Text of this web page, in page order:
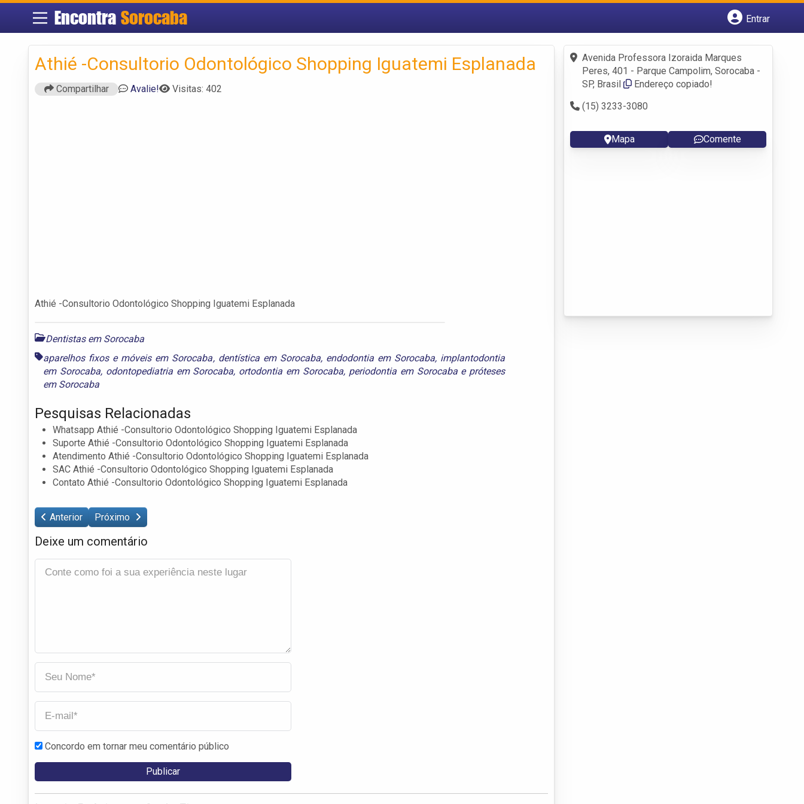
Encontra Sorocaba
Entrar
Fazer login
Criar conta
Athié -Consultorio Odontológico Shopping Iguatemi Esplanada
Compartilhar Avalie! Visitas: 402
Athié -Consultorio Odontológico Shopping Iguatemi Esplanada
Dentistas em Sorocaba
aparelhos fixos e móveis em Sorocaba, dentística em Sorocaba, endodontia em Sorocaba, implantodontia
em Sorocaba, odontopediatria em Sorocaba, ortodontia em Sorocaba, periodontia em Sorocabae próteses
em Sorocaba
Pesquisas Relacionadas
Whatsapp Athié -Consultorio Odontológico Shopping Iguatemi Esplanada
Suporte Athié -Consultorio Odontológico Shopping Iguatemi Esplanada
Atendimento Athié -Consultorio Odontológico Shopping Iguatemi Esplanada
SAC Athié -Consultorio Odontológico Shopping Iguatemi Esplanada
Contato Athié -Consultorio Odontológico Shopping Iguatemi Esplanada
Anterior Próximo
Deixe um comentário
Concordo em tornar meu comentário público
Avenida Professora Izoraida Marques
Peres, 401 - Parque Campolim, Sorocaba -
SP, Brasil
Endereço copiado!
(15) 3233-3080
Mapa Comente